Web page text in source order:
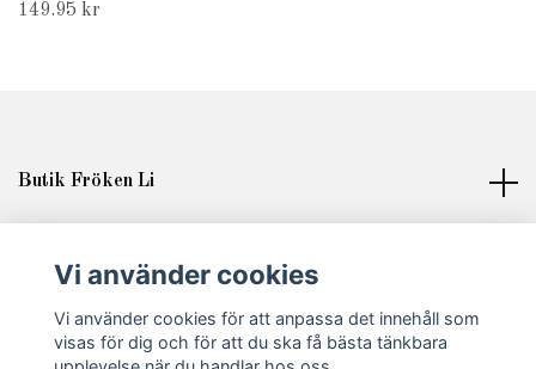
149.95 kr
Butik Fröken Li
Sociala medier
Vi använder cookies
Vi använder cookies för att anpassa det innehåll som
visas för dig och för att du ska få bästa tänkbara